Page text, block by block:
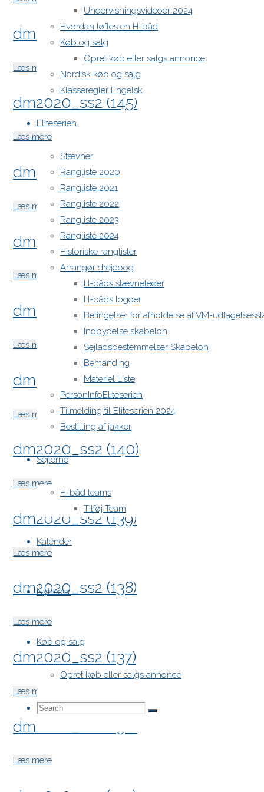
Undervisningsvideoer 2024
Hvordan løftes en H-båd
Køb og salg
Opret køb eller salgs annonce
Nordisk køb og salg
Klasseregler Engelsk
Eliteserien
Stævner
Rangliste 2020
Rangliste 2021
Rangliste 2022
Rangliste 2023
Rangliste 2024
Historiske ranglister
Arrangør drejebog
H-båds stævneleder
H-båds logoer
Betingelser for afholdelse af VM-
Indbydelse skabelon
Sejladsbestemmelser Skabelon
Bemanding
Materiel Liste
PersonInfoEliteserien
Tilmelding til Eliteserien 2024
Bestilling af jakker
Sejlerne
H-båd teams
Tilføj Team
Kalender
Nyheder
Køb og salg
Opret køb eller salgs annonce
Search
Search
for:
Search
dm2020_ss2 (146)
Læs mere
dm2020_ss2 (145)
Læs mere"dm2020_ss2
(145)"
dm2020_ss2 (144)
Læs mere"dm2020_ss2
(144)"
dm2020_ss2 (143)
Læs mere
"dm2020_ss2
dm2020_ss2 (142)
Læs mere
"dm2020_ss2
dm2020_ss2 (141)
Læs mere"dm2020_ss2
(141)"
dm2020_ss2 (140)
Læs mere"dm2020_ss2
(140)"
dm2020_ss2 (139)
Læs mere"dm2020_ss2
dm2020_ss2 (138)
Læs mere"dm2020_ss2
dm2020_ss2 (137)
Læs mere
(137)"
dm2020_ss2 (136)
Læs mere"dm2020_ss2